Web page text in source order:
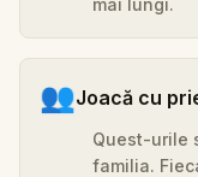
👥Joacă cu
Quest-urile
familia.